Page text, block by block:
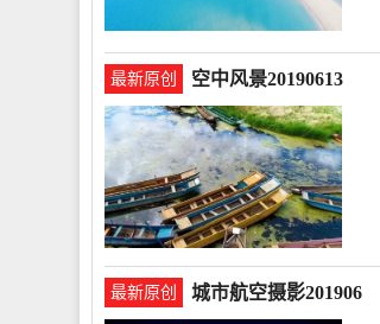
最新原创 空中风景20190613
最新原创 城市航空摄影201906